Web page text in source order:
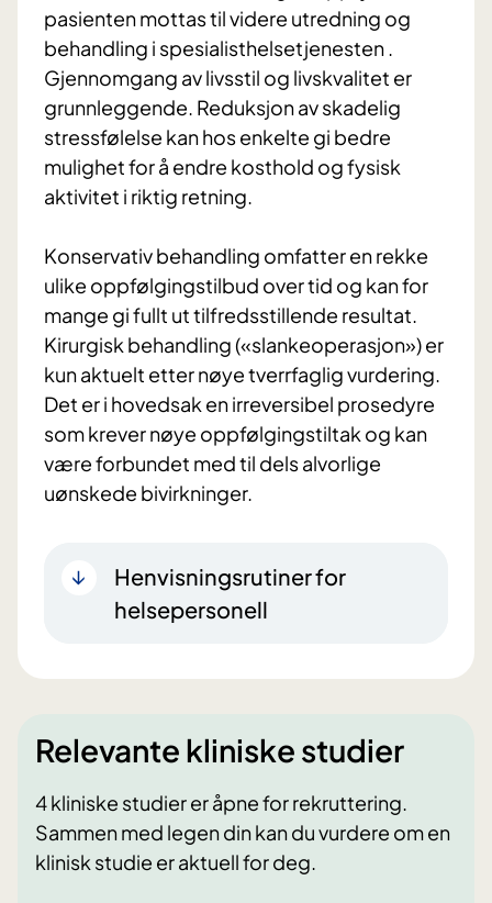
pasienten mottas til videre utredning og
behandling i spesialisthelsetjenesten .
Gjennomgang av livsstil og livskvalitet er
grunnleggende. Reduksjon av skadelig
stressfølelse kan hos enkelte gi bedre
mulighet for å endre kosthold og fysisk
aktivitet i riktig retning.
Konservativ behandling omfatter en rekke
ulike oppfølgingstilbud over tid og kan for
mange gi fullt ut tilfredsstillende resultat.
Kirurgisk behandling («slankeoperasjon») er
kun aktuelt etter nøye tverrfaglig vurdering.
Det er i hovedsak en irreversibel prosedyre
som krever nøye oppfølgingstiltak og kan
være forbundet med til dels alvorlige
uønskede bivirkninger.
Henvisningsrutiner for
helsepersonell
Relevante kliniske studier
4 kliniske studier er åpne for rekruttering.
Sammen med legen din kan du vurdere om en
klinisk studie er aktuell for deg.